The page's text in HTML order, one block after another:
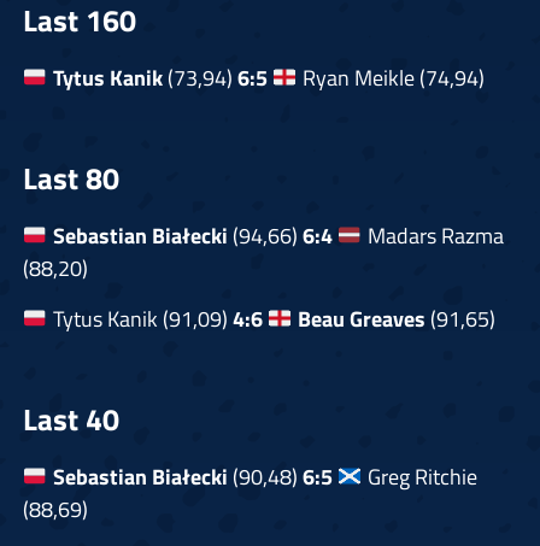
Last 160
Tytus Kanik(73,94)6:5 Ryan Meikle (74,94)
Last 80
Sebastian Białecki (94,66)6:4
Madars Razma
(88,20)
Tytus Kanik (91,09)4:6 Beau Greaves (91,65)
Last 40
Sebastian Białecki (90,48)6:5
Greg Ritchie
(88,69)